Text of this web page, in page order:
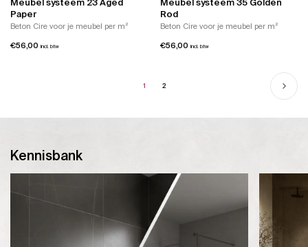
Paper
Beton Cire voor je meubel per m²
€56,00 incl. btw
Rod
Beton Cire voor je meubel per m²
€56,00 incl. btw
1 2
Kennisbank